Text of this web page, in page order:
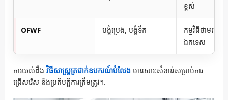
ខ្ពស់
OFWF បង្ខំប្រេង, បង្ខំទឹក
កម្មវិធីថាមពលខ្
ឯកទេស
ការយល់ដឹងវិធីសាស្ត្រត្រជាក់ឧបករណ៍បំលែង មានសារៈសំខាន់សម្រាប់ការ
ជ្រើសរើស និងប្រតិបត្តិការត្រឹមត្រូវ។.